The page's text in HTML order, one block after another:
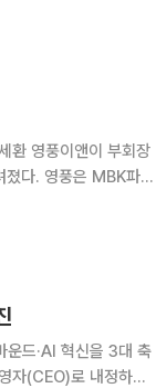
파트
운드·AI 혁신을 3대 축